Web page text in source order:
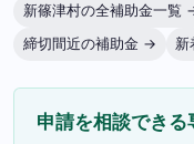
新篠津村の全補助金一覧
締切間近の補助金 →
新
申請を相談できる